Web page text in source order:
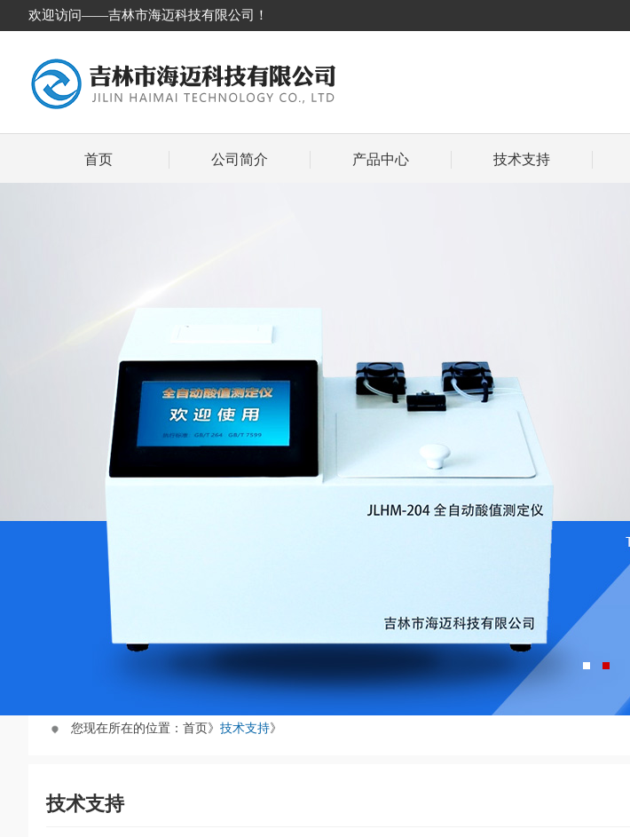
欢迎访问——吉林市海迈科技有限公司！
首页 公司简介 产品中心 技术支持
您现在所在的位置：首页》 技术支持》
技术支持